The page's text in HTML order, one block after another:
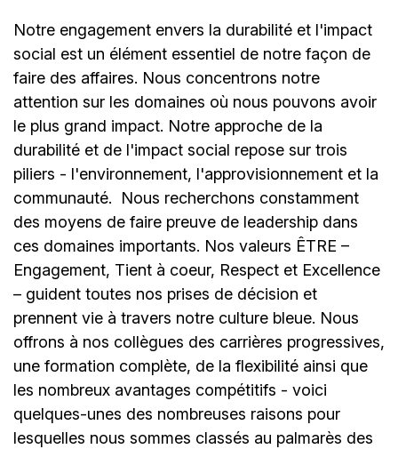
Notre engagement envers la durabilité et l'impact
social est un élément essentiel de notre façon de
faire des affaires. Nous concentrons notre
attention sur les domaines où nous pouvons avoir
le plus grand impact. Notre approche de la
durabilité et de l'impact social repose sur trois
piliers - l'environnement, l'approvisionnement et la
communauté.
Nous recherchons constamment
des moyens de faire preuve de leadership dans
ces domaines importants. Nos valeurs ÊTRE –
Engagement, Tient à coeur, Respect et Excellence
– guident toutes nos prises de décision et
prennent vie à travers notre culture bleue. Nous
offrons à nos collègues des carrières progressives,
une formation complète, de la flexibilité ainsi que
les nombreux avantages compétitifs - voici
quelques-unes des nombreuses raisons pour
lesquelles nous sommes classés au palmarès des